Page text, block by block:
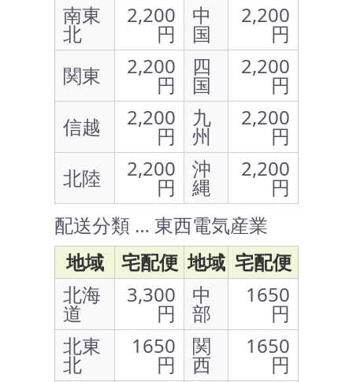
南東
北
2,200
円
中
国
2,200
円
関東
2,200
円
四
国
2,200
円
信越
2,200
円
九
州
2,200
円
北陸
2,200
円
沖
縄
2,200
円
配送分類 … 東西電気産業
地域
宅配便 地域 宅配便
北海
道
3,300
円
中
部
1650
円
北東
北
1650
円
関
西
1650
円